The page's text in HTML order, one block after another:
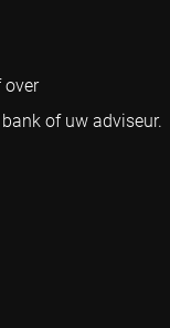
over
of uw adviseur.